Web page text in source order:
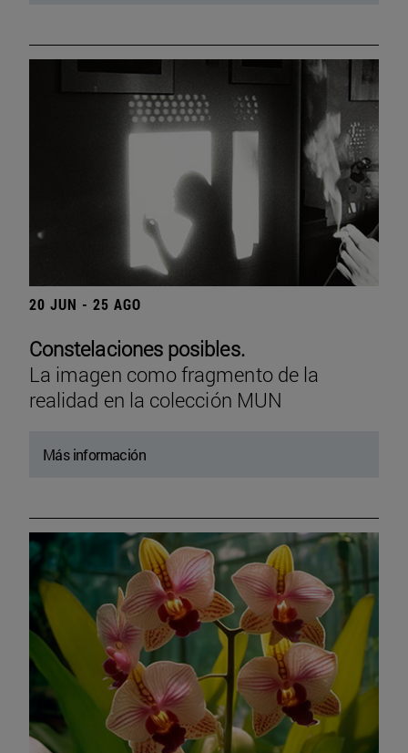
20 JUN - 25 AGO
Constelaciones posibles.
La imagen como fragmento de la
realidad en la colección MUN
Más información